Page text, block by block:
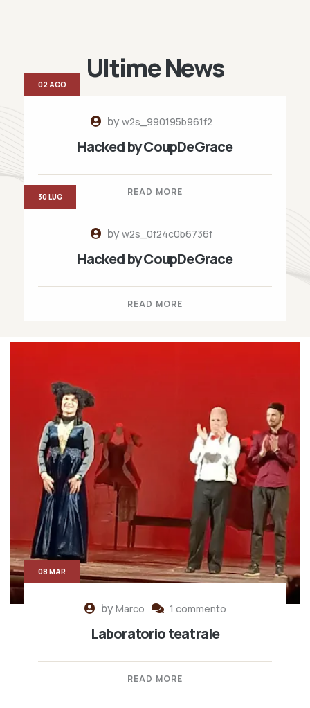
Ultime News
byw2s_990195b961f2
Hacked by CoupDeGrace
READ MORE
02 AGO
byw2s_0f24c0b6736f
Hacked by CoupDeGrace
READ MORE
30 LUG
byMarco 1 commento
Laboratorio teatrale
READ MORE
08 MAR